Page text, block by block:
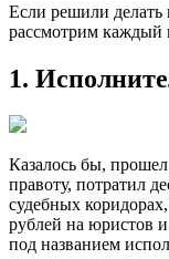
Если решили делать
рассмотрим каждый
1.
Казалось бы,
правоту, потратил
судебных
рублей на юристов
под названием